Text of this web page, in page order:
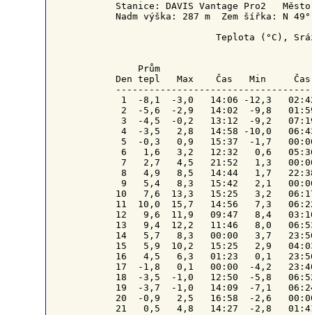
Stanice: DAVIS Vantage Pro2
Nadm výška: 287 m  Zem šířka: N
Teplota (°C),
Prům
Den tepl   Max    Čas   Min
1  -8,1  -3,0   14:06 -12,3
2  -5,6  -2,9   14:02  -9,8
3  -4,5  -0,2   13:12  -9,2
4  -3,5   2,8   14:58 -10,0
5  -0,3   0,9   15:37  -1,7
6   1,6   3,2   12:32   0,6
7   2,7   4,5   21:52   1,3
8   4,9   8,5   14:44   1,7
9   5,4   8,3   15:42   2,1
10   7,6  13,3   15:25   3,2
11  10,0  15,7   14:56   7,3
12   9,6  11,9   09:47   8,4
13   9,4  12,2   11:46   8,0
14   5,7   8,3   00:00   3,7
15   5,9  10,2   15:25   2,9
16   4,5   6,3   01:23   0,1
17  -1,8   0,1   00:00  -4,2
18  -3,5  -1,0   12:50  -5,8
19  -3,7  -1,0   14:09  -7,1
20  -0,9   2,5   16:58  -2,6
21   0,5   4,8   14:27  -2,8